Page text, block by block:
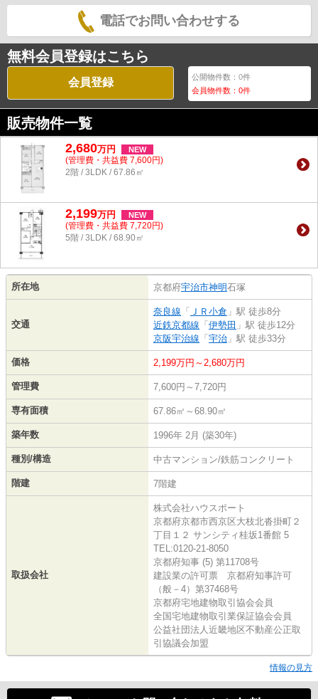
電話でお問い合わせする
無料会員登録はこちら
会員登録 公開物件数：0件
会員物件数：0件
販売物件一覧
2,680万円 NEW
(管理費・共益費 7,600円)
2階 / 3LDK / 67.86㎡
2,199万円 NEW
(管理費・共益費 7,720円)
5階 / 3LDK / 68.90㎡
所在地 京都府宇治市神明石塚
交通
奈良線 「 ＪＲ小倉 」駅 徒歩8分
近鉄京都線 「 伊勢田 」駅 徒歩12分
京阪宇治線 「 宇治 」駅 徒歩33分
価格 2,199万円～2,680万円
管理費 7,600円～7,720円
専有面積 67.86㎡～68.90㎡
築年数 1996年 2月 (築30年)
種別/構造 中古マンション/鉄筋コンクリート
階建 7階建
取扱会社
株式会社ハウスポート
京都府京都市西京区大枝北沓掛町２
丁目１２ サンシティ桂坂1番館 5
TEL:0120-21-8050
京都府知事 (5) 第11708号
建設業の許可票 京都府知事許可
（般－4）第37468号
京都府宅地建物取引協会会員
全国宅地建物取引業保証協会会員
公益社団法人近畿地区不動産公正取
引協議会加盟
情報の見方